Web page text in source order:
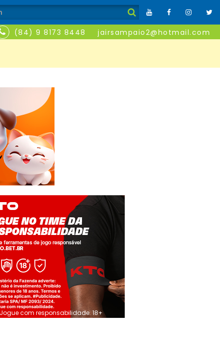
(84) 9 8173 8448 jairsampaio2@hotmail.com
Jogue com responsabilidade. 18+